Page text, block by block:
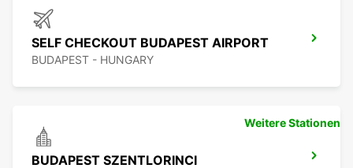
SELF CHECKOUT BUDAPEST AIRPORT
BUDAPEST - HUNGARY
BUDAPEST SZENTLORINCI
Weitere Stationen